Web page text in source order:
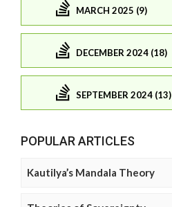
MARCH 2025 (9)
DECEMBER 2024 (18)
SEPTEMBER 2024 (13)
POPULAR ARTICLES
Kautilya’s Mandala Theory